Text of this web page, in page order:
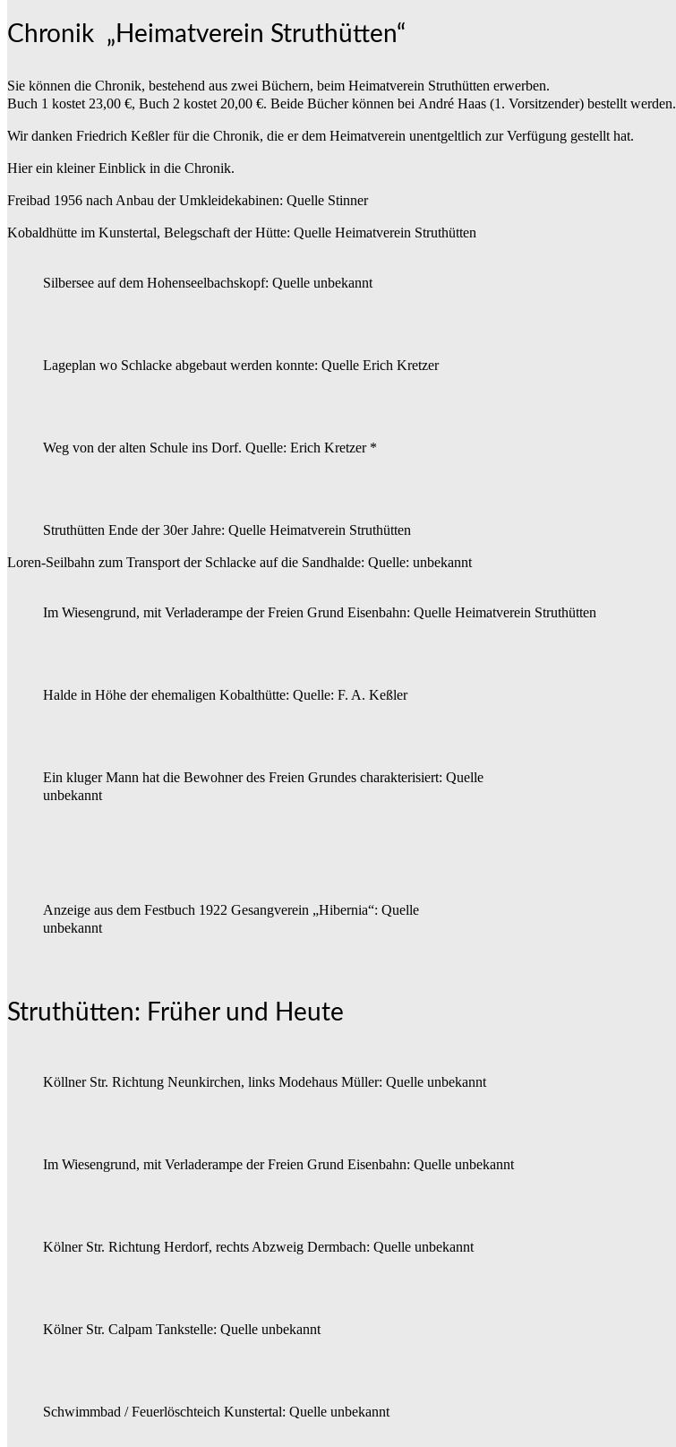
Chronik „Heimatverein Struthütten“
Sie können die Chronik, bestehend aus zwei Büchern, beim Heimatverein Struthütten erwerben.
Buch 1 kostet 23,00 €, Buch 2 kostet 20,00 €. Beide Bücher können bei André Haas (1. Vorsitzender) bestellt werden.
Wir danken Friedrich Keßler für die Chronik, die er dem Heimatverein unentgeltlich zur Verfügung gestellt hat.
Hier ein kleiner Einblick in die Chronik.
Freibad 1956 nach Anbau der Umkleidekabinen: Quelle Stinner
Kobaldhütte im Kunstertal, Belegschaft der Hütte: Quelle Heimatverein Struthütten
Silbersee auf dem Hohenseelbachskopf: Quelle unbekannt
Lageplan wo Schlacke abgebaut werden konnte: Quelle Erich Kretzer
Weg von der alten Schule ins Dorf. Quelle: Erich Kretzer *
Struthütten Ende der 30er Jahre: Quelle Heimatverein Struthütten
Loren-Seilbahn zum Transport der Schlacke auf die Sandhalde: Quelle: unbekannt
Im Wiesengrund, mit Verladerampe der Freien Grund Eisenbahn: Quelle Heimatverein Struthütten
Halde in Höhe der ehemaligen Kobalthütte: Quelle: F. A. Keßler
Ein kluger Mann hat die Bewohner des Freien Grundes charakterisiert: Quelle
unbekannt
Anzeige aus dem Festbuch 1922 Gesangverein „Hibernia“: Quelle
unbekannt
Struthütten: Früher und Heute
Köllner Str. Richtung Neunkirchen, links Modehaus Müller: Quelle unbekannt
Im Wiesengrund, mit Verladerampe der Freien Grund Eisenbahn: Quelle unbekannt
Kölner Str. Richtung Herdorf, rechts Abzweig Dermbach: Quelle unbekannt
Kölner Str. Calpam Tankstelle: Quelle unbekannt
Schwimmbad / Feuerlöschteich Kunstertal: Quelle unbekannt